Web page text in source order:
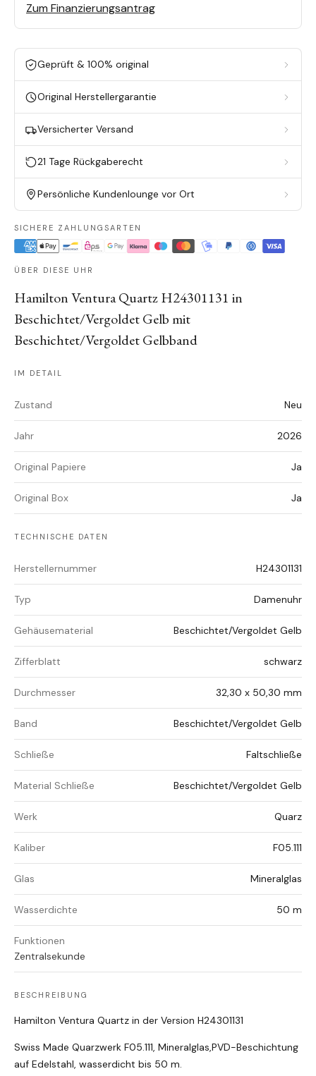
Zum Finanzierungsantrag
Geprüft & 100% original
Original Herstellergarantie
Versicherter Versand
21 Tage Rückgaberecht
Persönliche Kundenlounge vor Ort
SICHERE ZAHLUNGSARTEN
ÜBER DIESE UHR
Hamilton Ventura Quartz H24301131 in
Beschichtet/Vergoldet Gelb mit
Beschichtet/Vergoldet Gelbband
IM DETAIL
Zustand Neu
Jahr 2026
Original Papiere Ja
Original Box Ja
TECHNISCHE DATEN
Herstellernummer H24301131
Typ Damenuhr
Gehäusematerial Beschichtet/Vergoldet Gelb
Zifferblatt schwarz
Durchmesser 32,30 x 50,30 mm
Band Beschichtet/Vergoldet Gelb
Schließe Faltschließe
Material Schließe Beschichtet/Vergoldet Gelb
Werk Quarz
Kaliber F05.111
Glas Mineralglas
Wasserdichte 50 m
Funktionen
Zentralsekunde
BESCHREIBUNG
Hamilton Ventura Quartz in der Version H24301131
Swiss Made Quarzwerk F05.111, Mineralglas,PVD-Beschichtung
auf Edelstahl, wasserdicht bis 50 m.